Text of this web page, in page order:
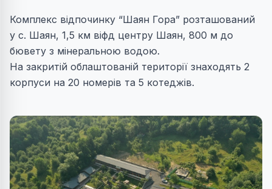
Комплекс відпочинку “Шаян Гора” розташований
у с. Шаян, 1,5 км віфд центру Шаян, 800 м до
бювету з мінеральною водою.
На закритій облаштованій території знаходять 2
корпуси на 20 номерів та 5 котеджів.